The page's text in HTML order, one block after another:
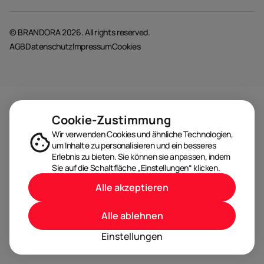
© BRANDORA 2026. All rights reserved.
AGBDatenschutzImpressumCookies
Cookie-Zustimmung
Wir verwenden Cookies und ähnliche Technologien,
um Inhalte zu personalisieren und ein besseres
Erlebnis zu bieten. Sie können sie anpassen, indem
Sie auf die Schaltfläche „Einstellungen“ klicken.
Einstellungen
Alle ablehnen
Alle akzeptieren